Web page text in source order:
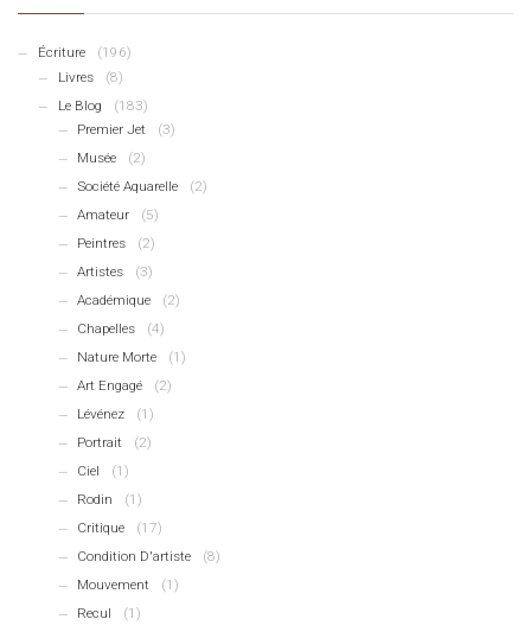
Écriture
(196)
Livres
(8)
Le Blog
(183)
Premier Jet
(3)
Musée
(2)
Société Aquarelle
(2)
Amateur
(5)
Peintres
(2)
Artistes
(3)
Académique
(2)
Chapelles
(4)
Nature Morte
(1)
Art Engagé
(2)
Lévénez
(1)
Portrait
(2)
Ciel
(1)
Rodin
(1)
Critique
(17)
Condition D'artiste
(8)
Mouvement
(1)
Recul
(1)